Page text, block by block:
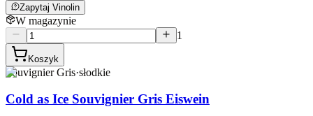
Zapytaj Vinolin
W magazynie
1
Koszyk
Souvignier Gris·słodkie
Cold as Ice Souvignier Gris Eiswein